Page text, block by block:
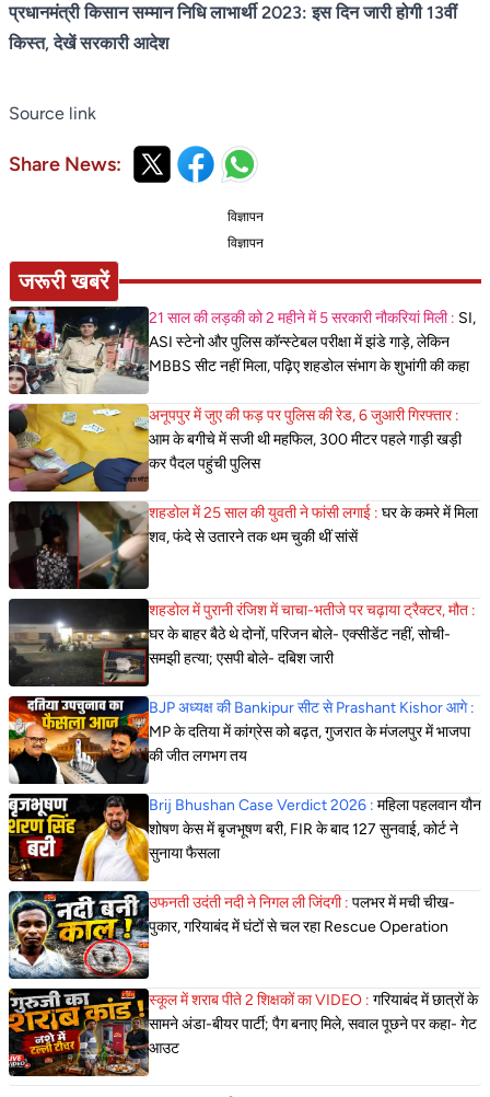
प्रधानमंत्री किसान सम्मान निधि लाभार्थी 2023: इस दिन जारी होगी 13वीं
किस्त, देखें सरकारी आदेश
Source link
Share News:
विज्ञापन
विज्ञापन
जरूरी खबरें
21 साल की लड़की को 2 महीने में 5 सरकारी नौकरियां मिली : SI,
ASI स्टेनो और पुलिस कॉन्स्टेबल परीक्षा में झंडे गाड़े, लेकिन
MBBS सीट नहीं मिला, पढ़िए शहडोल संभाग के शुभांगी की कहा
अनूपपुर में जुए की फड़ पर पुलिस की रेड, 6 जुआरी गिरफ्तार :
आम के बगीचे में सजी थी महफिल, 300 मीटर पहले गाड़ी खड़ी
कर पैदल पहुंची पुलिस
शहडोल में 25 साल की युवती ने फांसी लगाई : घर के कमरे में मिला
शव, फंदे से उतारने तक थम चुकी थीं सांसें
शहडोल में पुरानी रंजिश में चाचा-भतीजे पर चढ़ाया ट्रैक्टर, मौत :
घर के बाहर बैठे थे दोनों, परिजन बोले- एक्सीडेंट नहीं, सोची-
समझी हत्या; एसपी बोले- दबिश जारी
BJP अध्यक्ष की Bankipur सीट से Prashant Kishor आगे :
MP के दतिया में कांग्रेस को बढ़त, गुजरात के मंजलपुर में भाजपा
की जीत लगभग तय
Brij Bhushan Case Verdict 2026 : महिला पहलवान यौन
शोषण केस में बृजभूषण बरी, FIR के बाद 127 सुनवाई, कोर्ट ने
सुनाया फैसला
उफनती उदंती नदी ने निगल ली जिंदगी : पलभर में मची चीख-
पुकार, गरियाबंद में घंटों से चल रहा Rescue Operation
स्कूल में शराब पीते 2 शिक्षकों का VIDEO : गरियाबंद में छात्रों के
सामने अंडा-बीयर पार्टी; पैग बनाए मिले, सवाल पूछने पर कहा- गेट
आउट